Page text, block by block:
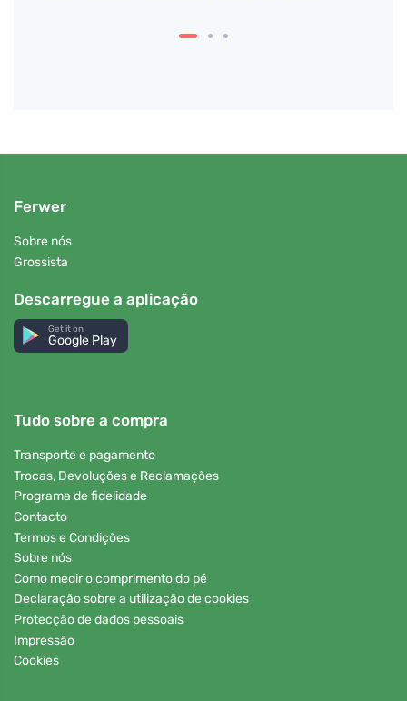
Ferwer
Sobre nós
Grossista
Descarregue a aplicação
Get it on
Google Play
Tudo sobre a compra
Transporte e pagamento
Trocas, Devoluções e Reclamações
Programa de fidelidade
Contacto
Termos e Condições
Sobre nós
Como medir o comprimento do pé
Declaração sobre a utilização de cookies
Protecção de dados pessoais
Impressão
Cookies